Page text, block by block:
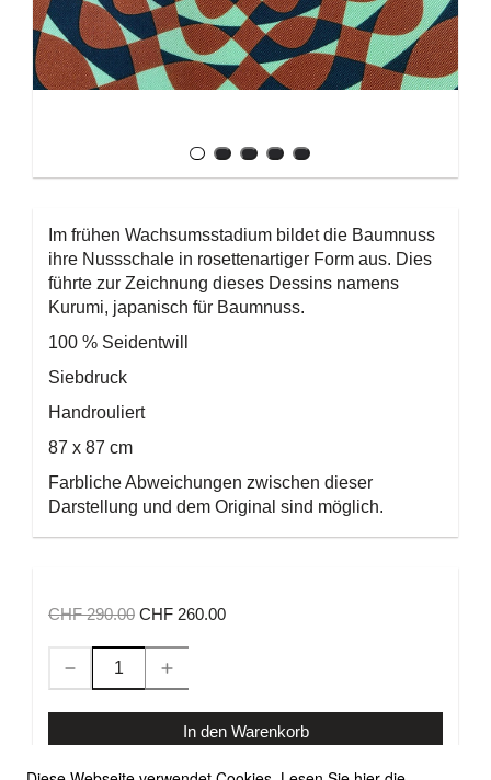
Im frühen Wachsumsstadium bildet die Baumnuss
ihre Nussschale in rosettenartiger Form aus. Dies
führte zur Zeichnung dieses Dessins namens
Kurumi, japanisch für Baumnuss.
100 % Seidentwill
Siebdruck
Handrouliert
87 x 87 cm
Farbliche Abweichungen zwischen dieser
Darstellung und dem Original sind möglich.
CHF 290.00 CHF 260.00
In den Warenkorb